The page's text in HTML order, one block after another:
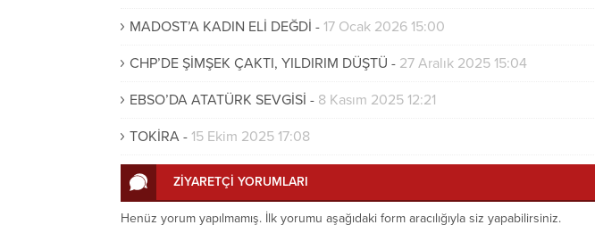
MADOST’A KADIN ELİ DEĞDİ - 17 Ocak 2026 15:00
CHP’DE ŞİMŞEK ÇAKTI, YILDIRIM DÜŞTÜ - 27 Aralık 2025 15:04
EBSO’DA ATATÜRK SEVGİSİ - 8 Kasım 2025 12:21
TOKİRA - 15 Ekim 2025 17:08
ZİYARETÇİ YORUMLARI
Henüz yorum yapılmamış. İlk yorumu aşağıdaki form aracılığıyla siz yapabilirsiniz.